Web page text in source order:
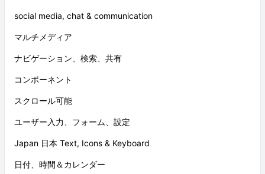
social media, chat & communication
マルチメディア
ナビゲーション、検索、共有
コンポーネント
スクロール可能
ユーザー入力、フォーム、設定
Japan 日本 Text, Icons & Keyboard
日付、時間＆カレンダー